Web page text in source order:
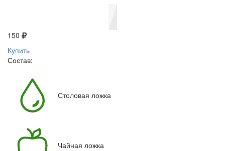
150
Купить
Состав:
Столовая ложка
Чайная ложка